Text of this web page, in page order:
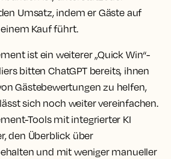
Umsatz, indem er Gäste auf
Kauf führt.
ist ein weiterer „Quick Win“-
bitten ChatGPT bereits, ihnen
Gästebewertungen zu helfen,
sich noch weiter vereinfachen.
Tools mit integrierter KI
den Überblick über
und mit weniger manueller